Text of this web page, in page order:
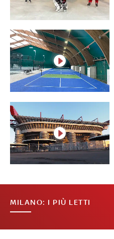
MILANO: I PIÙ LETTI